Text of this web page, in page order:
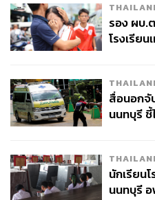
เริ่มลงตัวก็มาคิดต่อยอดพัฒนา
“ยุคนี้ไม่ใช่ยุคที่แข่งกันที่คว
แข่งกันที่ไอเดียธุรกิจและการสื่
ที่สุดเท่าที่คิดว่าจะทำได้ แล้วมุ่
O&Bเป็นแบรนด์รองเท้าบัลเล
รองเท้าที่ต่างชาติมาไทยแล้วต้
ของฝาก”
รอง ผบ.
โรงเรีย
สื่อนอกจั
นนทบุรี
นักเรียน
นนทบุรี